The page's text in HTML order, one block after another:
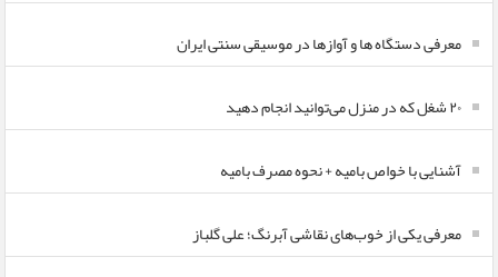
معرفی دستگاه ها و آوازها در موسیقی سنتی ایران
۲۰ شغل که در منزل می‌توانید انجام دهید
آشنایی با خواص بامیه + نحوه مصرف بامیه
معرفی یکی از خوب‌های نقاشی آبرنگ؛ علی گلباز